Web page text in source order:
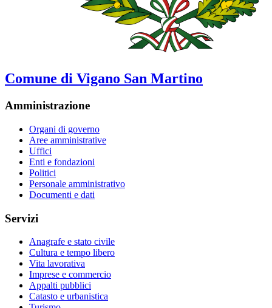
Comune di Vigano San Martino
Amministrazione
Organi di governo
Aree amministrative
Uffici
Enti e fondazioni
Politici
Personale amministrativo
Documenti e dati
Servizi
Anagrafe e stato civile
Cultura e tempo libero
Vita lavorativa
Imprese e commercio
Appalti pubblici
Catasto e urbanistica